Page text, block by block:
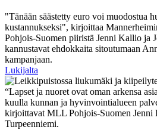
"Tänään säästetty euro voi muodostua
kustannukseksi", kirjoittaa
Pohjois-Suomen piiristä Jenni Kallio ja
kannustavat ehdokkaita sitoutumaan
kampanjaan.
Lukijalta
“Lapset ja nuoret ovat oman arkensa
kuulla kunnan ja hyvinvointialueen
kirjoittavat MLL Pohjois-Suomen Jenni
Turpeenniemi.